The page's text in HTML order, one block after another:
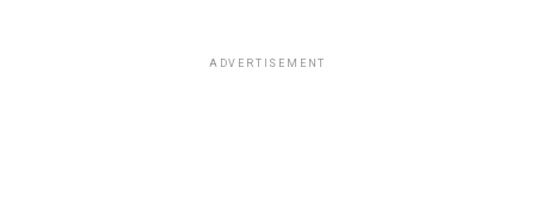
ADVERTISEMENT